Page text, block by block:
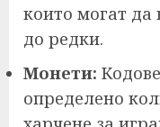
които могат да
до редки.
Монети:
определено